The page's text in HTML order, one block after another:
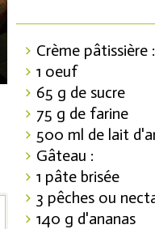
Crème pâtissière :
1 oeuf
65 g de sucre
75 g de farine
500 ml de lait
Gâteau :
1 pâte brisée
3 pêches ou
140 g d'ananas
Coupons de réduction
Saveurs de l'Année